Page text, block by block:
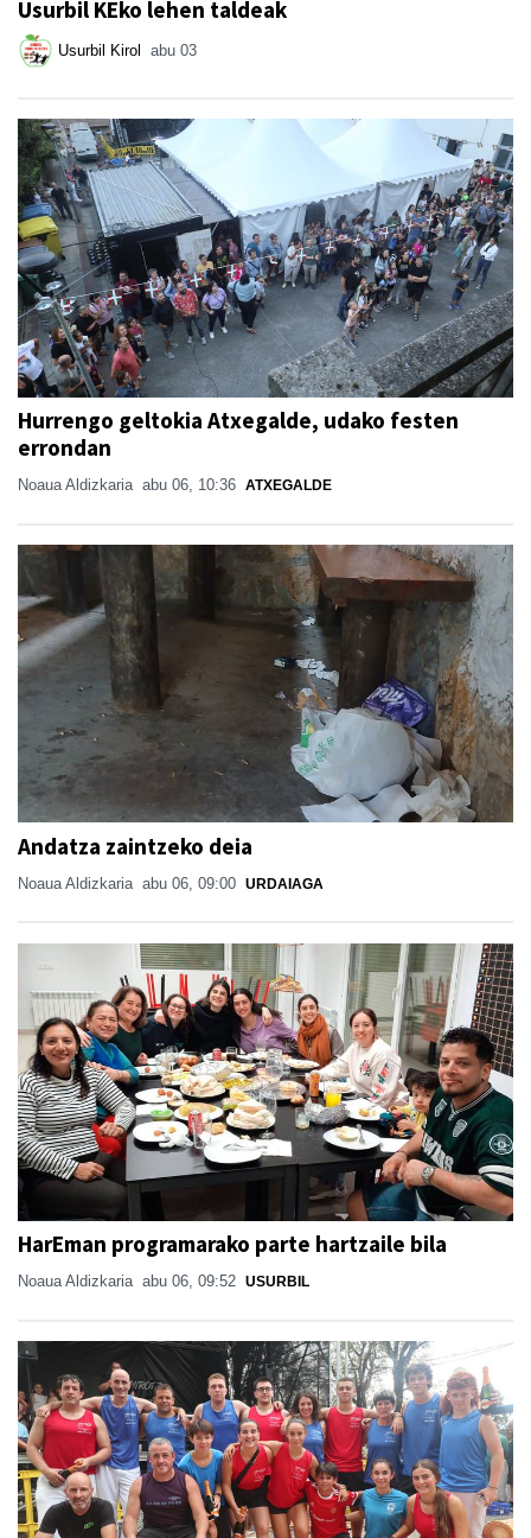
Usurbil KEko lehen taldeak
Usurbil Kirol abu 03
Hurrengo geltokia Atxegalde, udako festen
errondan
Noaua Aldizkaria abu 06, 10:36 ATXEGALDE
Andatza zaintzeko deia
Noaua Aldizkaria abu 06, 09:00 URDAIAGA
HarEman programarako parte hartzaile bila
Noaua Aldizkaria abu 06, 09:52 USURBIL